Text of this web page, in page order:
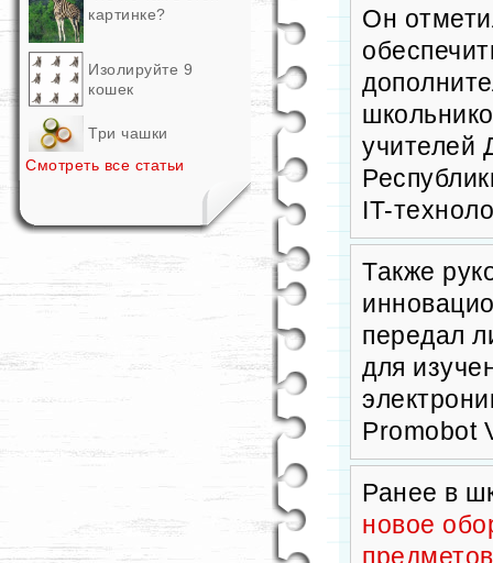
картинке?
Изолируйте 9
кошек
Три чашки
Смотреть все статьи
Он
учителей
IT-
Также
передал
для
Promobot
Ранее в
новое
предметов